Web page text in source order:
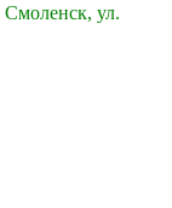
Смоленск, ул.